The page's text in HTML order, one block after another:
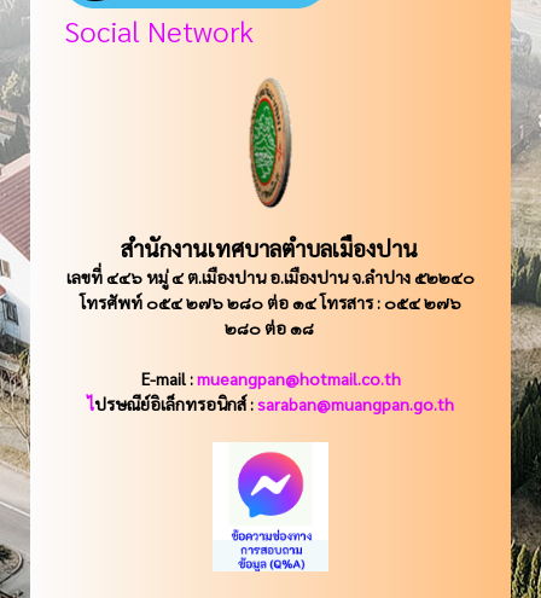
Social Network
สำนักงานเทศบาลตำบลเมืองปาน
เลขที่ ๔๔๖ หมู่ ๔ ต.เมืองปาน อ.เมืองปาน จ.ลำปาง ๕๒๒๔๐
โทรศัพท์ ๐๕๔ ๒๗๖ ๒๘๐ ต่อ ๑๔ โทรสาร : ๐๕๔ ๒๗๖
๒๘๐ ต่อ ๑๘
E-mail :mueangpan@hotmail.co.th
ไปรษณีย์อิเล็กทรอนิกส์ :saraban@muangpan.go.th